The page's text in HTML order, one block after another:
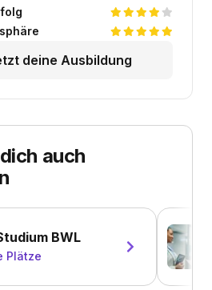
deine Ausbildung
auch
BWL
Plätze